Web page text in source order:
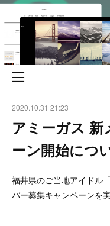
2020.10.31 21:23
アミーガス 新
ーン開始につ
福井県のご当地アイドル
バー募集キャンペーンを